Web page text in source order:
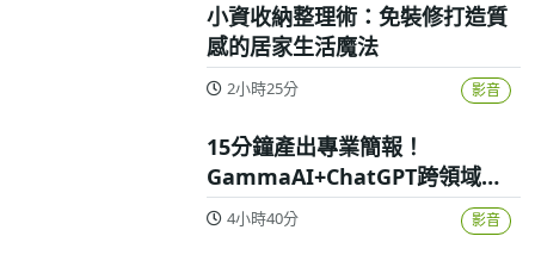
小資收納整理術：免裝修打造質
感的居家生活魔法
2小時25分 影音
15分鐘產出專業簡報！
GammaAI+ChatGPT跨領域高
效實戰攻略
4小時40分 影音